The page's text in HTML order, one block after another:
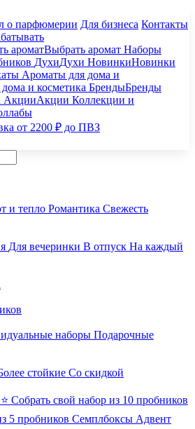
о парфюмерии Для бизнеса Контакты
ароматВыбрать аромат Наборы
ДухиДухи НовинкиНовинки
Ароматы для дома и
и косметика БрендыБренды
АкцииАкции Коллекции и
от 2200 ₽ до ПВЗ
и тепло Романтика Свежесть
Для вечеринки В отпуск На каждый
наборы Подарочные
стойкие Со скидкой
⭐ Собрать свой набор из 10 пробников
5 пробников Семплбоксы Адвент